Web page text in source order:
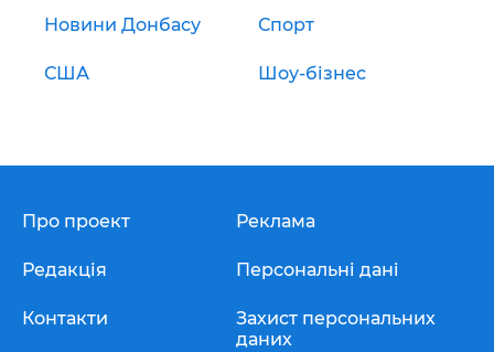
Новини Донбасу Спорт
США Шоу-бізнес
Про проект
Редакція
Контакти
Реклама
Персональні дані
Захист персональних
даних